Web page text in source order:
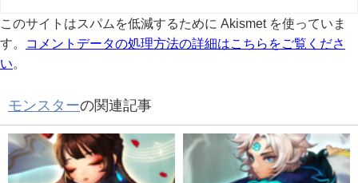
このサイトはスパムを低減するために Akismet を使っていま
す。
コメントデータの処理方法の詳細はこちらをご覧くださ
い
モンスターの関連記事